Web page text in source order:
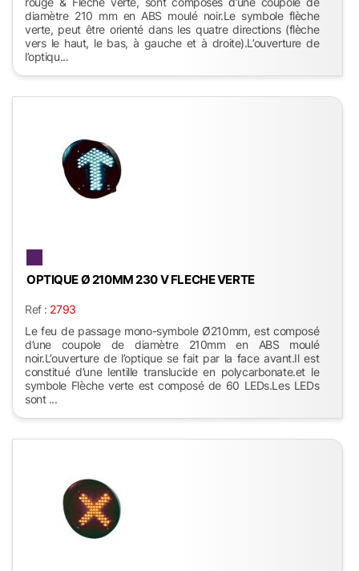
diamètre 210 mm en ABS moulé noir.Le symbole flèche
verte, peut être orienté dans les quatre directions (flèche
vers le haut, le bas, à gauche et à droite).L’ouverture de
l’optiqu...
OPTIQUE Ø 210MM 230 V FLECHE VERTE
Ref : 2793
Le feu de passage mono-symbole Ø210mm, est composé
d’une coupole de diamètre 210mm en ABS moulé
noir.L’ouverture de l’optique se fait par la face avant.Il est
constitué d’une lentille translucide en polycarbonate.et le
symbole Flèche verte est composé de 60 LEDs.Les LEDs
sont ...